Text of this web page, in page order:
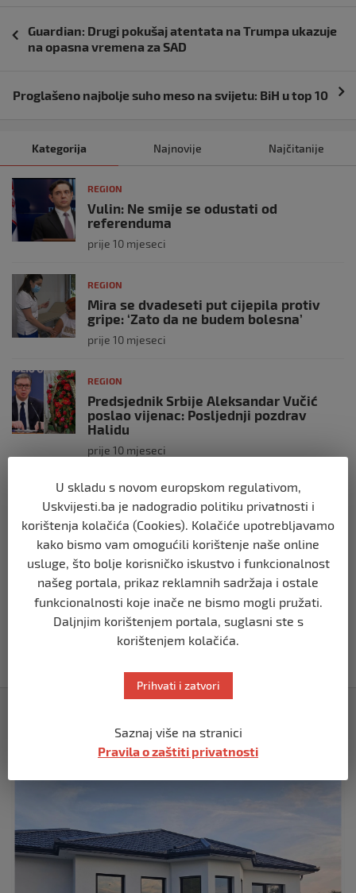
objava
Guardian: Drugi pokušaj atentata na Trumpa ukazuje
na opasna vremena za SAD
Proglašeno najbolje suho meso na svijetu: BiH u top 10
Kategorija Najnovije Najčitanije
REGION
Vulin: Ne smije se odustati od
referenduma
prije 10 mjeseci
REGION
Mira se dvadeseti put cijepila protiv
gripe: ‘Zato da ne budem bolesna’
prije 10 mjeseci
REGION
Predsjednik Srbije Aleksandar Vučić
poslao vijenac: Posljednji pozdrav
Halidu
prije 10 mjeseci
REGION
Koza ogrebala dijete u zoološkom vrtu,
roditelji zvali hitnu i policiju: “Došli su
uhapsiti kozu”
prije 10 mjeseci
REGION
Vučić dramatično: “Biće rata, Vojska
Srbije je spremna”
U skladu s novom europskom regulativom,
Uskvijesti.ba je nadogradio politiku privatnosti i
korištenja kolačića (Cookies). Kolačiće upotrebljavamo
kako bismo vam omogućili korištenje naše online
usluge, što bolje korisničko iskustvo i funkcionalnost
našeg portala, prikaz reklamnih sadržaja i ostale
funkcionalnosti koje inače ne bismo mogli pružati.
Daljnjim korištenjem portala, suglasni ste s
korištenjem kolačića.
Prihvati i zatvori
Saznaj više na stranici
Pravila o zaštiti privatnosti